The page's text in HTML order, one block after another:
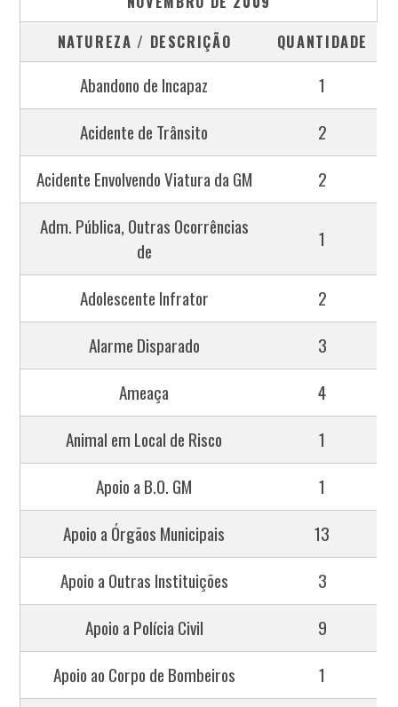
NATUREZA / DESCRIÇÃO
QUANTIDADE
Abandono de Incapaz
1
Acidente de Trânsito
2
Acidente Envolvendo Viatura da GM
2
Adm. Pública, Outras Ocorrências
de
1
Adolescente Infrator
2
Alarme Disparado
3
Ameaça
4
Animal em Local de Risco
1
Apoio a B.O. GM
1
Apoio a Órgãos Municipais
13
Apoio a Outras Instituições
3
Apoio a Polícia Civil
9
Apoio ao Corpo de Bombeiros
1